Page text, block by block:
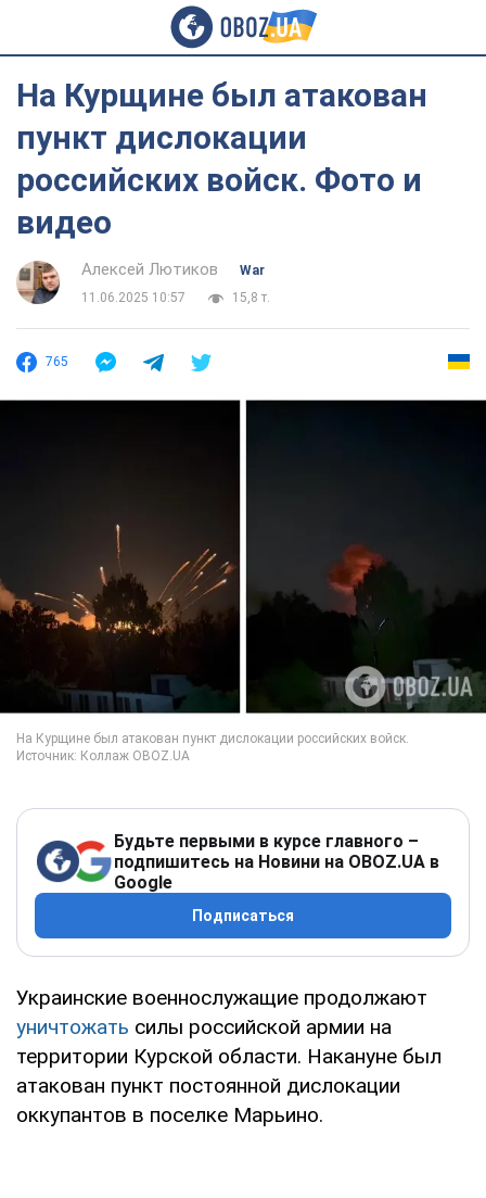
На Курщине был атакован
пункт дислокации
российских войск. Фото и
видео
Алексей Лютиков
War
11.06.2025 10:57
15,8 т.
765
Будьте первыми в курсе главного –
подпишитесь на Новини на OBOZ.UA в
Google
Подписаться
Украинские военнослужащие продолжают
уничтожать силы российской армии на
территории Курской области. Накануне был
атакован пункт постоянной дислокации
оккупантов в поселке Марьино.